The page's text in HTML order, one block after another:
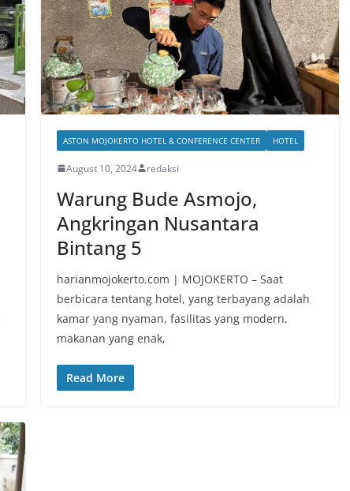
ASTON MOJOKERTO HOTEL & CONFERENCE CENTER HOTEL
August 10, 2024 redaksi
Warung Bude Asmojo,
Angkringan Nusantara
Bintang 5
harianmojokerto.com | MOJOKERTO – Saat
berbicara tentang hotel, yang terbayang adalah
kamar yang nyaman, fasilitas yang modern,
makanan yang enak,
Read More